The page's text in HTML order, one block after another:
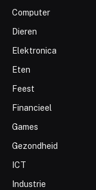
Computer
Dieren
Elektronica
Eten
Feest
Financieel
Games
Gezondheid
ICT
Industrie